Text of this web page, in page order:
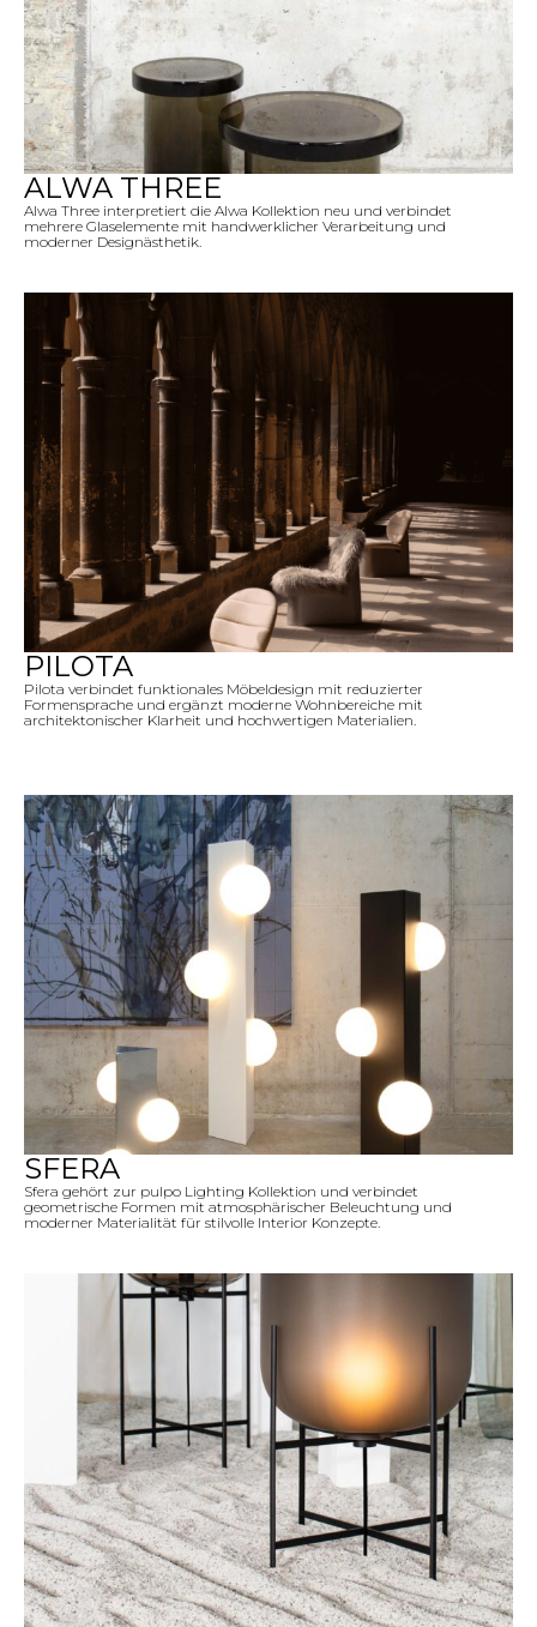
ALWA THREE
Alwa Three interpretiert die Alwa Kollektion neu und verbindet
mehrere Glaselemente mit handwerklicher Verarbeitung und
moderner Designästhetik.
PILOTA
Pilota verbindet funktionales Möbeldesign mit reduzierter
Formensprache und ergänzt moderne Wohnbereiche mit
architektonischer Klarheit und hochwertigen Materialien.
SFERA
Sfera gehört zur pulpo Lighting Kollektion und verbindet
geometrische Formen mit atmosphärischer Beleuchtung und
moderner Materialität für stilvolle Interior Konzepte.